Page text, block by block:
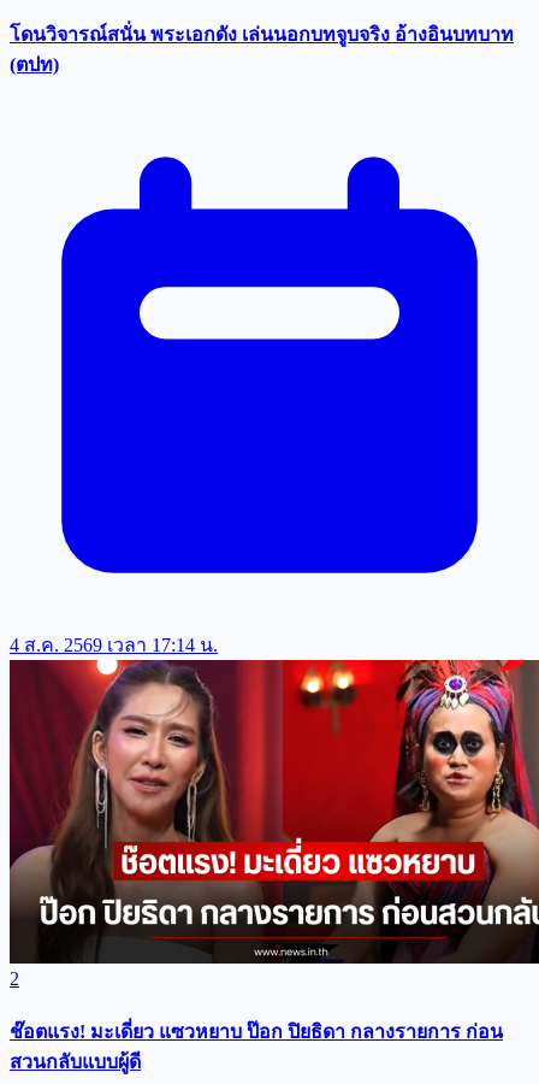
โดนวิจารณ์สนั่น พระเอกดัง เล่นนอกบทจูบจริง อ้างอินบทบาท
(ตปท)
4 ส.ค. 2569 เวลา 17:14 น.
2
ช๊อตแรง! มะเดี่ยว แซวหยาบ ป๊อก ปิยธิดา กลางรายการ ก่อน
สวนกลับแบบผู้ดี